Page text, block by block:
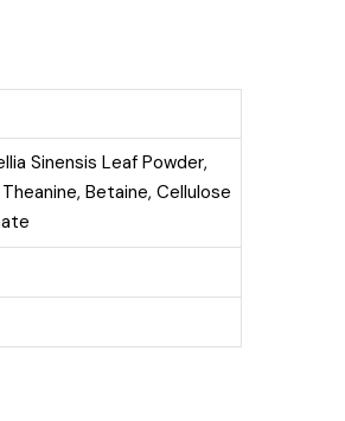
Sinensis Leaf Powder,
Betaine, Cellulose